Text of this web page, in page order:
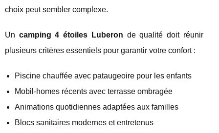
choix peut sembler complexe.
Un camping 4 étoiles Luberon de qualité doit réunir
plusieurs critères essentiels pour garantir votre confort :
Piscine chauffée avec pataugeoire pour les enfants
Mobil-homes récents avec terrasse ombragée
Animations quotidiennes adaptées aux familles
Blocs sanitaires modernes et entretenus